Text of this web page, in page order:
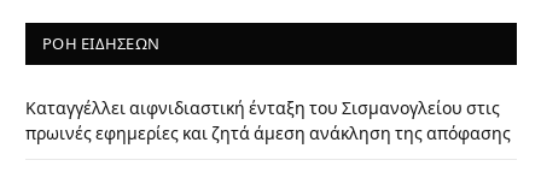
ΡΟΗ ΕΙΔΗΣΕΩΝ
Καταγγέλλει αιφνιδιαστική ένταξη του Σισμανογλείου στις
πρωινές εφημερίες και ζητά άμεση ανάκληση της απόφασης